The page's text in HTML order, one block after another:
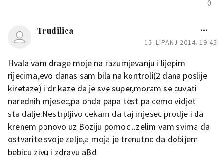
jer zna da ga mama cuva :)
Polako dođi k sebi i probaj
da uspijes
0
Život se mijenja od tame do
sunca, kad kraj tvog srca još
jedno zakuca!
0
Trudilica
15. LIPANJ 2014. 19:45
Hvala vam drage moje na razumjevanju i lijepim
rijecima,evo danas sam bila na kontroli(2 dana poslije
kiretaze) i dr kaze da je sve super,moram se cuvati
narednih mjesec,pa onda papa test pa cemo vidjeti
sta dalje.Nestrpljivo cekam da taj mjesec prodje i da
krenem ponovo uz Boziju pomoc...zelim vam svima da
ostvarite svoje zelje,a moja je trenutno da dobijem
bebicu zivu i zdravu aBd